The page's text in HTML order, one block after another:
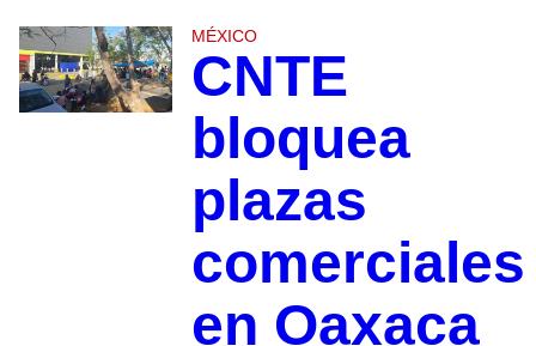
MÉXICO
CNTE
bloquea
plazas
comerciales
en Oaxaca